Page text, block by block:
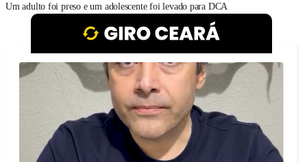
Um adulto foi preso e um adolescente foi levado para DCA